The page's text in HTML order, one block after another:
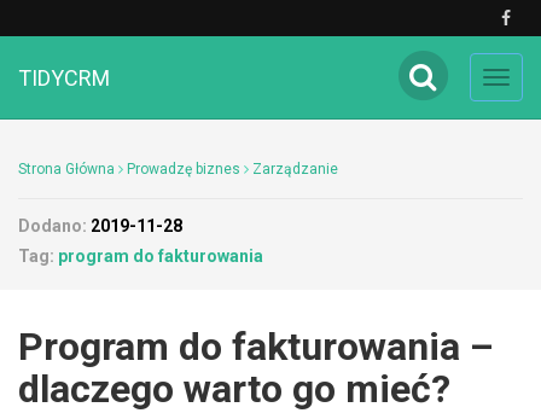
TIDYCRM
Strona Główna Prowadzę biznes Zarządzanie
Dodano: 2019-11-28
Tag: program do fakturowania
Program do fakturowania –
dlaczego warto go mieć?